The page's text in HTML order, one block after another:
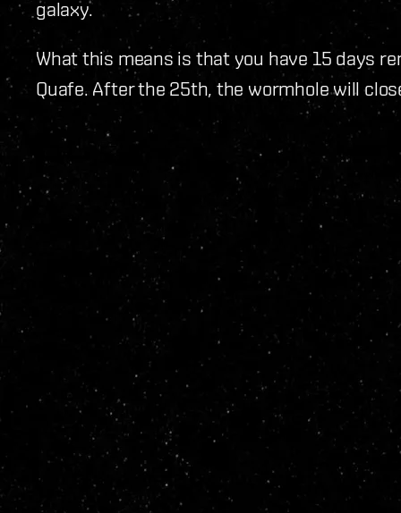
galaxy.
What this means is that you have 15 days
Quafe. After the 25th, the wormhole will